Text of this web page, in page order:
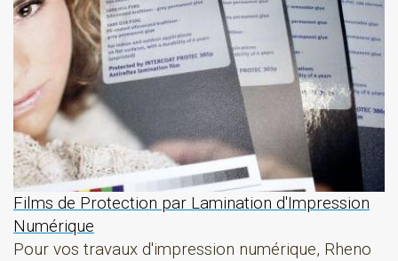
Films de Protection par Lamination d'Impression
Numérique
Pour vos travaux d'impression numérique, Rheno